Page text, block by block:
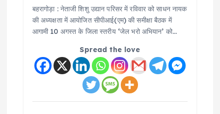
बहरागोड़ा : नेताजी शिशु उद्यान परिसर में रविवार को साधन नायक
की अध्यक्षता में आयोजित सीपीआई(एम) की समीक्षा बैठक में
आगामी 10 अगस्त के जिला स्तरीय ‘जेल भरो अभियान’ को…
Spread the love